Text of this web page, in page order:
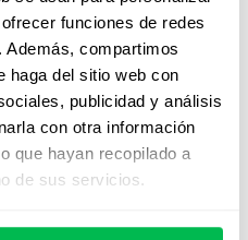
funciones de redes
compartimos
haga del sitio web con
publicidad y análisis
con otra información
que hayan recopilado a
de sus servicios.
incentivos económicos
Falta de apoyo por
dinámicas tóxicas con los
de favoritismo o